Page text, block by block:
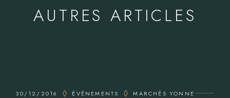
AUTRES ARTICLES
30/12/2016 ÉVÉNEMENTS MARCHÉS YONNE